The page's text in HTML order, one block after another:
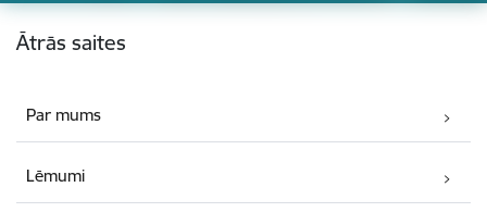
Kājene
Ātrās saites
Par mums
Lēmumi